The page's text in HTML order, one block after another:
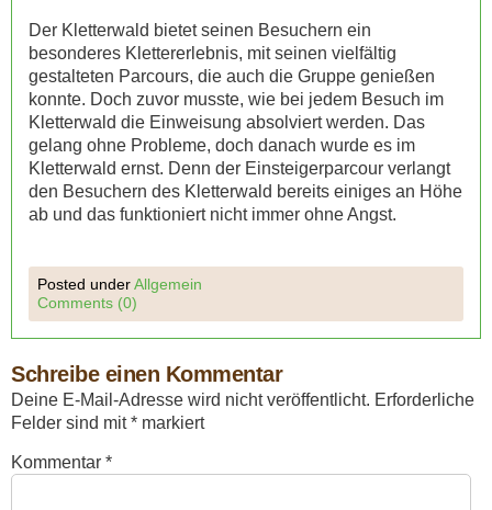
Der Kletterwald bietet seinen Besuchern ein
besonderes Klettererlebnis, mit seinen vielfältig
gestalteten Parcours, die auch die Gruppe genießen
konnte. Doch zuvor musste, wie bei jedem Besuch im
Kletterwald die Einweisung absolviert werden. Das
gelang ohne Probleme, doch danach wurde es im
Kletterwald ernst. Denn der Einsteigerparcour verlangt
den Besuchern des Kletterwald bereits einiges an Höhe
ab und das funktioniert nicht immer ohne Angst.
Posted underAllgemein
Comments (0)
Schreibe einen Kommentar
Deine E-Mail-Adresse wird nicht veröffentlicht. Erforderliche
Felder sind mit* markiert
Kommentar *